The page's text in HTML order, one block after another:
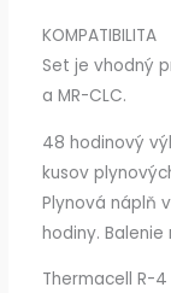
KOMPATIBILITA
Set je vhodný
a MR-CLC.
48 hodinový
kusov
Plynová náplň
hodiny.
Thermacell R-4